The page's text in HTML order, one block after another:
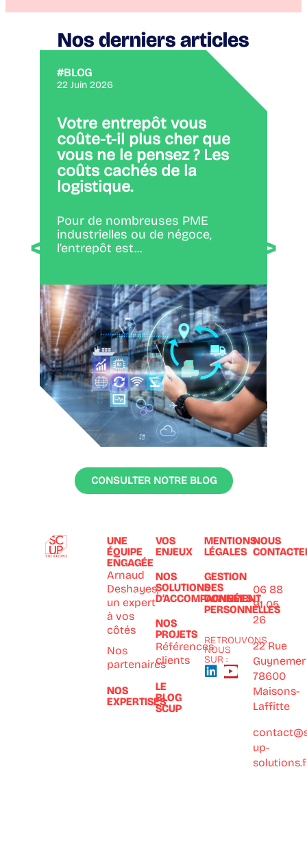
Nos derniers articles
#BLOG
22 Juin 2026
Votre entrepôt vous
coûte-t-il plus cher que
vous ne le pensez ? Les
coûts cachés de la
logistique.
Pour de nombreuses PME
industrielles ou de négoce,
l’entrepôt est...
CONSULTER NOTRE BLOG
UNE
ÉQUIPE
ENGAGÉE
Arnaud
Deshayes,
un expert
à vos
côtés
Nos
partenaires
NOS
EXPERTISES
VOS
ENJEUX
NOS
SOLUTIONS
D’ACCOMPAGNEMENT
NOS
PROJETS
Références
clients
LE
BLOG
SCUP
MENTIONS
LÉGALES
GESTION
DES
DONNÉES
PERSONNELLES
RETROUVONS
NOUS
SUR :
NOUS
06 88
91 05
26
22 Rue
Guynemer
78600
Maisons-
Laffitte
up-